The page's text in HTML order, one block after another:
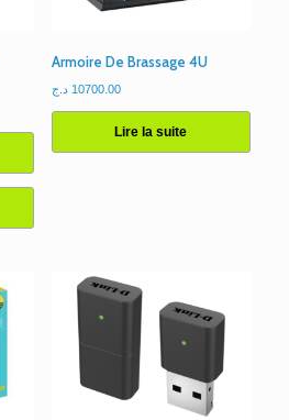
Armoire De Brassage 4U
10700.00 د.ج
Lire la suite